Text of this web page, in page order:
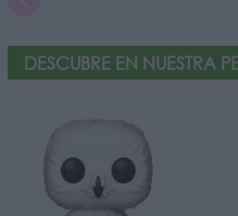
DESCUBRE EN NUESTRA